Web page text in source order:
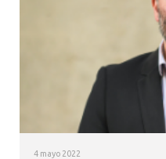
4 mayo 2022